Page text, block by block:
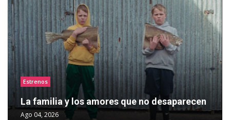
Estrenos
La familia y los amores que no desaparecen
Ago 04, 2026